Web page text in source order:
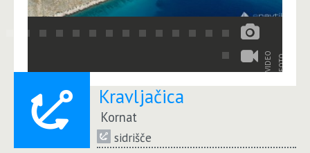
VIDEO FOTO
Kravljačica
Kornat
sidrišče